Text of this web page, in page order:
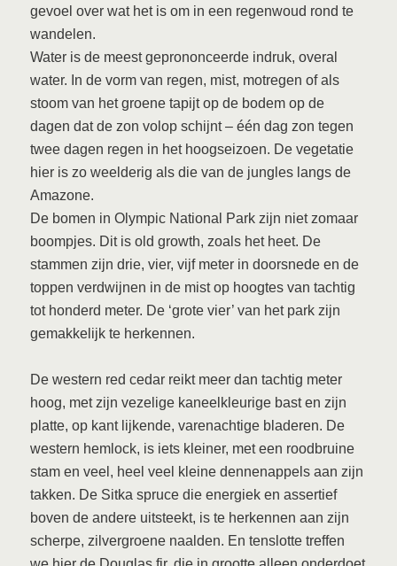
gevoel over wat het is om in een regenwoud rond te
wandelen.
Water is de meest geprononceerde indruk, overal
water. In de vorm van regen, mist, motregen of als
stoom van het groene tapijt op de bodem op de
dagen dat de zon volop schijnt – één dag zon tegen
twee dagen regen in het hoogseizoen. De vegetatie
hier is zo weelderig als die van de jungles langs de
Amazone.
De bomen in Olympic National Park zijn niet zomaar
boompjes. Dit is old growth, zoals het heet. De
stammen zijn drie, vier, vijf meter in doorsnede en de
toppen verdwijnen in de mist op hoogtes van tachtig
tot honderd meter. De ‘grote vier’ van het park zijn
gemakkelijk te herkennen.
De western red cedar reikt meer dan tachtig meter
hoog, met zijn vezelige kaneelkleurige bast en zijn
platte, op kant lijkende, varenachtige bladeren. De
western hemlock, is iets kleiner, met een roodbruine
stam en veel, heel veel kleine dennenappels aan zijn
takken. De Sitka spruce die energiek en assertief
boven de andere uitsteekt, is te herkennen aan zijn
scherpe, zilvergroene naalden. En tenslotte treffen